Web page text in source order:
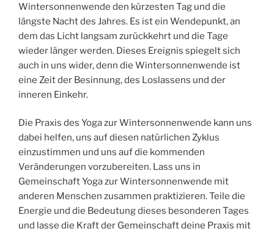
Wintersonnenwende den kürzesten Tag und die
längste Nacht des Jahres. Es ist ein Wendepunkt, an
dem das Licht langsam zurückkehrt und die Tage
wieder länger werden. Dieses Ereignis spiegelt sich
auch in uns wider, denn die Wintersonnenwende ist
eine Zeit der Besinnung, des Loslassens und der
inneren Einkehr.
Die Praxis des Yoga zur Wintersonnenwende kann uns
dabei helfen, uns auf diesen natürlichen Zyklus
einzustimmen und uns auf die kommenden
Veränderungen vorzubereiten. Lass uns in
Gemeinschaft Yoga zur Wintersonnenwende mit
anderen Menschen zusammen praktizieren. Teile die
Energie und die Bedeutung dieses besonderen Tages
und lasse die Kraft der Gemeinschaft deine Praxis mit